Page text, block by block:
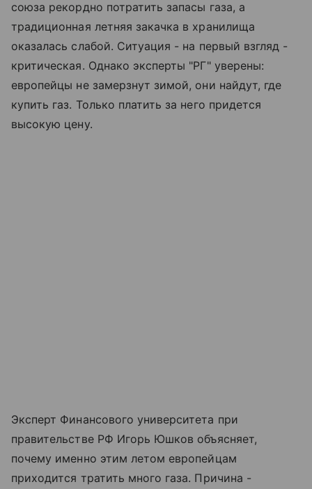
союза рекордно потратить запасы газа, а
традиционная летняя закачка в хранилища
оказалась слабой. Ситуация - на первый взгляд -
критическая. Однако эксперты "РГ" уверены:
европейцы не замерзнут зимой, они найдут, где
купить газ. Только платить за него придется
высокую цену.
Эксперт Финансового университета при
правительстве РФ Игорь Юшков объясняет,
почему именно этим летом европейцам
приходится тратить много газа. Причина -